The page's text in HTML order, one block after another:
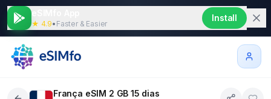
★ 4.9• Faster & Easier
Install
França eSIM 2 GB 15 dias